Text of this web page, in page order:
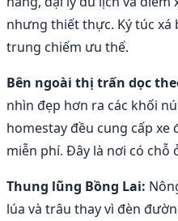
nhưng thiết thực. Ký túc xá
trung chiếm ưu thế.
Bên ngoài thị trấn dọc
nhìn đẹp hơn ra các khối
homestay đều cung cấp xe
miễn phí. Đây là nơi có chỗ
Thung lũng Bồng Lai:
lúa và trâu thay vì đèn